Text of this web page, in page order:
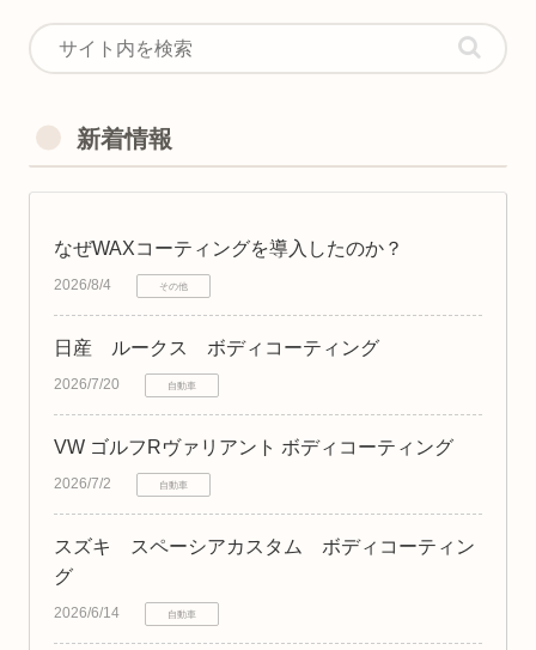
新着情報
なぜWAXコーティングを導入したのか？
2026/8/4 その他
日産 ルークス ボディコーティング
2026/7/20 自動車
VW ゴルフRヴァリアント ボディコーティング
2026/7/2 自動車
スズキ スペーシアカスタム ボディコーティン
グ
2026/6/14 自動車